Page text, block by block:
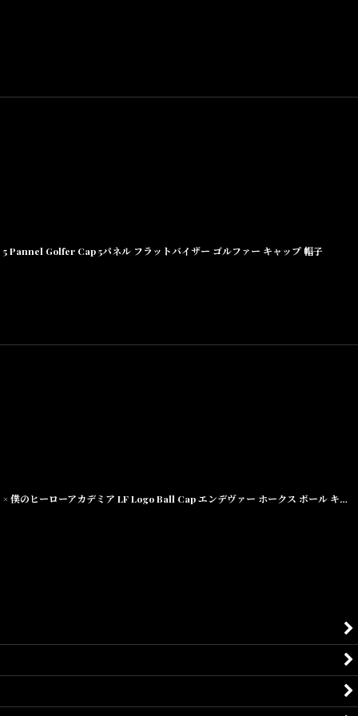
5 Pannel Golfer Cap 5パネル フラットバイザー ゴルファー キャップ 帽子
× 僕のヒーローアカデミア LF Logo Ball Cap エンデヴァー ホークス ボール キャップ 帽子